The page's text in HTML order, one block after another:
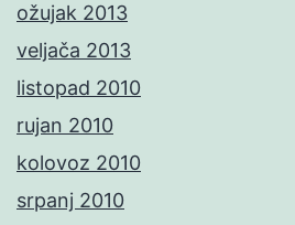
ožujak 2013
veljača 2013
listopad 2010
rujan 2010
kolovoz 2010
srpanj 2010